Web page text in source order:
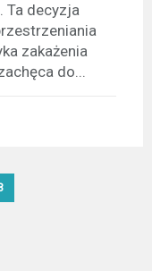
Ta decyzja
zakażenia
do...